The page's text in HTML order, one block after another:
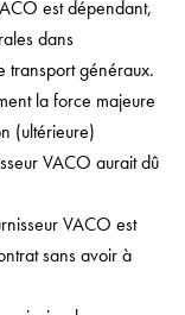
est dépendant,
dans
transport généraux.
la force majeure
(ultérieure)
VACO aurait dû
VACO est
sans avoir à